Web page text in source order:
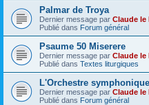
Palmar de Troya
Dernier message par Claude le
Publié dans Forum général
Psaume 50 Miserere
Dernier message par Claude le
Publié dans Textes liturgiques
L'Orchestre
Dernier message par Claude le
Publié dans Forum général